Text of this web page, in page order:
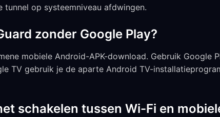
op systeemniveau afdwingen.
zonder Google Play?
mobiele Android-APK-download. Gebruik Google
TV gebruik je de aparte Android TV-
schakelen tussen Wi-Fi en